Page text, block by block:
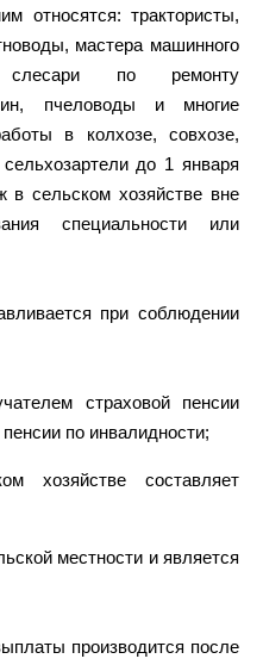
относятся: трактористы,
мастера машинного
слесари по ремонту
пчеловоды и многие
в колхозе, совхозе,
до 1 января
в сельском хозяйстве вне
специальности или
при соблюдении
страховой пенсии
по инвалидности;
хозяйстве составляет
местности и является
производится после